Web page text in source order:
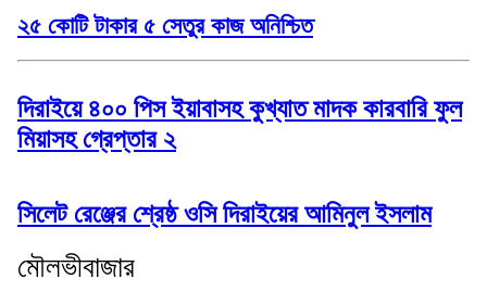
২৫ কোটি টাকার ৫ সেতুর কাজ অনিশ্চিত
দিরাইয়ে ৪০০ পিস ইয়াবাসহ কুখ্যাত মাদক কারবারি ফুল
মিয়াসহ গ্রেপ্তার ২
সিলেট রেঞ্জের শ্রেষ্ঠ ওসি দিরাইয়ের আমিনুল ইসলাম
মৌলভীবাজার